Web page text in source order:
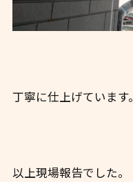
丁寧に仕上げています。
以上現場報告でした。